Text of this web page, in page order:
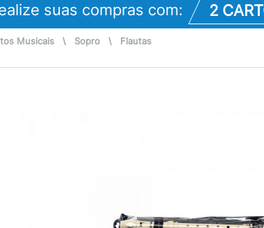
suas compras com: 2
Musicais \ Sopro \ Flautas